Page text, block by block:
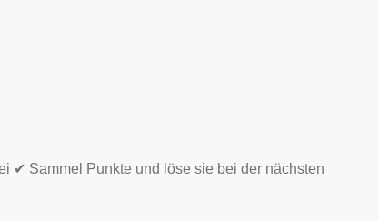
✔ Sammel Punkte und löse sie bei der nächsten